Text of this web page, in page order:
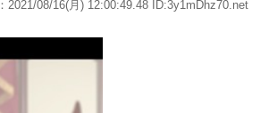
：2021/08/16(月) 12:00:49.48 ID:3y1mDhz70.net